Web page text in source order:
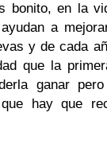
bonito, en la
a
y de cada
que la
ganar
que hay que